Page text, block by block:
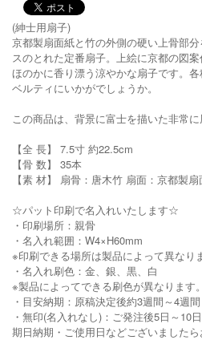
(紳士用扇子)
京都製扇面紙と竹の外側の硬い上骨部
スのとれた定番扇子。上絵に京都の図
ほのかに香り漂う涼やかな扇子です。
ベルティにいかがでしょうか。
この商品は、背景に富士を描いた非常に
【全 長】 7.5寸 約22.5cm
【骨 数】 35本
【素 材】 扇骨：唐木竹 扇面：京都製
☆パット印刷で名入れいたします☆
・印刷場所：親骨
・名入れ範囲：W4×H60mm
※印刷できる場所は製品によって異なり
・名入れ刷色：金、銀、黒、白
※製品によってできる刷色が異なります。
・目安納期：原稿決定後約3週間～4週間
・無印(名入れなし)：ご発注後5日～10
期日納期・ご使用日などございましたら